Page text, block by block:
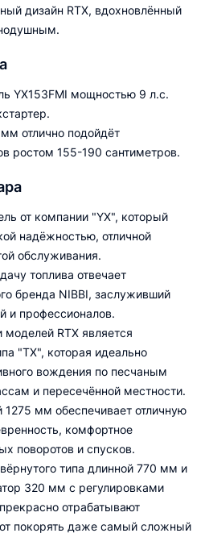
дизайн RTX, вдохновлённый
YX153FMI мощностью 9 л.с.
отлично подойдёт
ростом 155-190 сантиметров.
от компании "YX", который
надёжностью, отличной
обслуживания.
топлива отвечает
бренда NIBBI, заслуживший
и профессионалов.
RTX является
"TX", которая идеально
вождения по песчаным
и пересечённой местности.
1275 мм обеспечивает отличную
комфортное
поворотов и спусков.
типа длинной 770 мм и
320 мм с регулировками
отрабатывают
покорять даже самый сложный